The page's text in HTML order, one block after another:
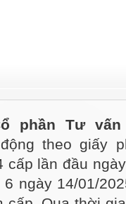
phần Tư
theo giấy
cấp lần đầu
6 ngày 14/01/